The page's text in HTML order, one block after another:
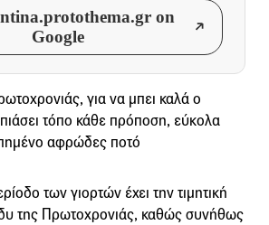
on
Google
για να μπει καλά ο
τόπο κάθε πρόποση, εύκολα
αφρώδες ποτό
των γιορτών έχει την τιμητική
της Πρωτοχρονιάς, καθώς συνήθως